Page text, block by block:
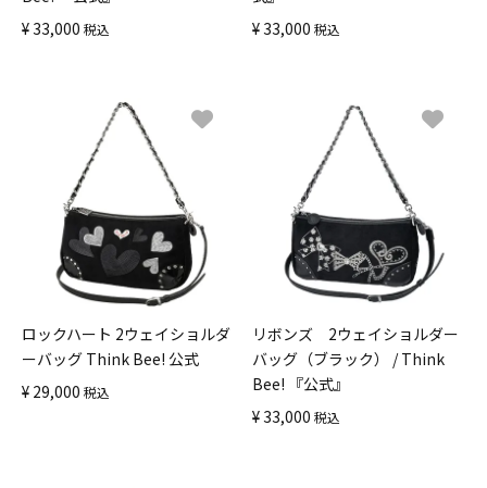
¥33,000 税込
¥33,000 税込
ロックハート 2ウェイショルダ
ーバッグ Think Bee! 公式
¥ 29,000 税込
リボンズ 2ウェイショルダー
バッグ（ブラック） / Think
Bee! 『公式』
¥33,000 税込